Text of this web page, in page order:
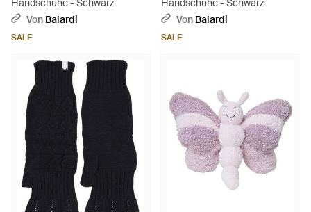
Handschuhe - Schwarz
Von Balardi
SALE
Handschuhe - Schwarz
Von Balardi
SALE